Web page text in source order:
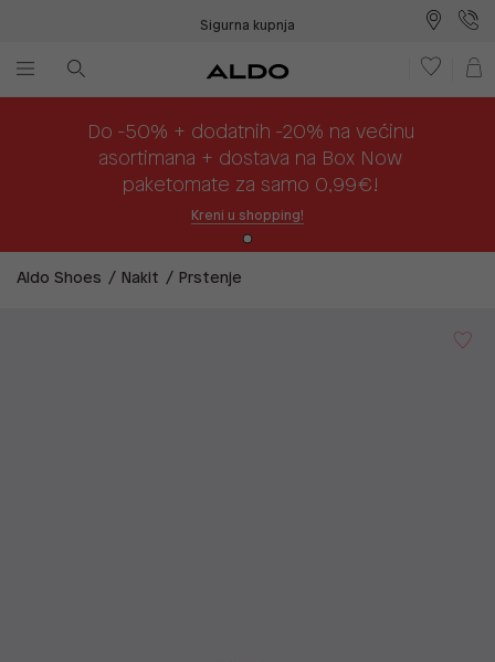
Sigurna kupnja
Do -50% + dodatnih -20% na većinu
asortimana + dostava na Box Now
paketomate za samo 0,99€!
Kreni u shopping!
Aldo Shoes Nakit Prstenje